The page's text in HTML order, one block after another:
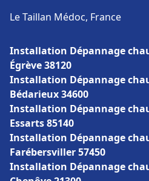
Le Taillan Médoc, France
Installation Dépannage
Égrève 38120
Installation Dépannage
Bédarieux 34600
Installation Dépannage
Essarts 85140
Installation Dépannage
Farébersviller 57450
Installation Dépannage